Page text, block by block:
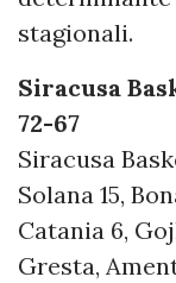
stagionali.
Siracusa
72-67
Siracusa
Solana 15,
Catania 6,
Gresta,